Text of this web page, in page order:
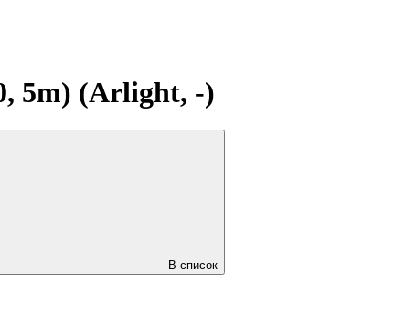
5m) (Arlight, -)
В список